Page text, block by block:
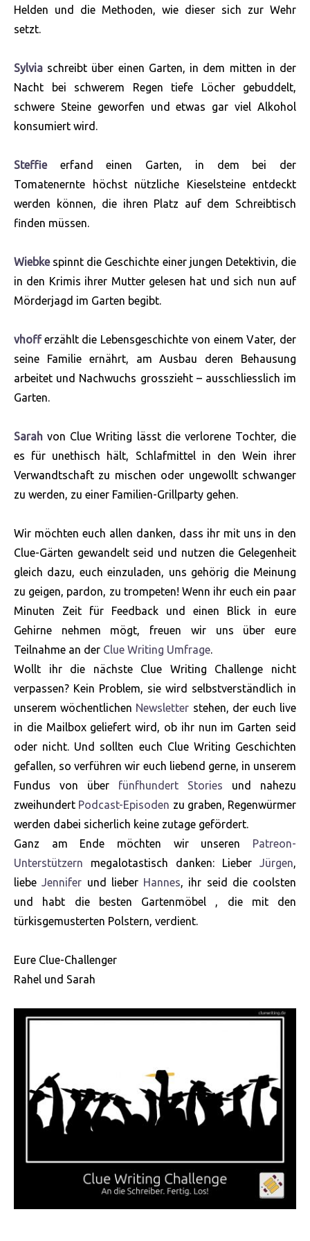
Helden und die Methoden, wie dieser sich zur Wehr
setzt.
Sylvia schreibt über einen Garten, in dem mitten in der
Nacht bei schwerem Regen tiefe Löcher gebuddelt,
schwere Steine geworfen und etwas gar viel Alkohol
konsumiert wird.
Steffieerfand einen Garten, in dem bei der
Tomatenernte höchst nützliche Kieselsteine entdeckt
werden können, die ihren Platz auf dem Schreibtisch
finden müssen.
Wiebkespinnt die Geschichte einer jungen Detektivin, die
in den Krimis ihrer Mutter gelesen hat und sich nun auf
Mörderjagd im Garten begibt.
vhofferzählt die Lebensgeschichte von einem Vater, der
seine Familie ernährt, am Ausbau deren Behausung
arbeitet und Nachwuchs grosszieht – ausschliesslich im
Garten.
Sarah von Clue Writing lässt die verlorene Tochter, die
es für unethisch hält, Schlafmittel in den Wein ihrer
Verwandtschaft zu mischen oder ungewollt schwanger
zu werden, zu einer Familien-Grillparty gehen.
Wir möchten euch allen danken, dass ihr mit uns in den
Clue-Gärten gewandelt seid und nutzen die Gelegenheit
gleich dazu, euch einzuladen, uns gehörig die Meinung
zu geigen, pardon, zu trompeten! Wenn ihr euch ein paar
Minuten Zeit für Feedback und einen Blick in eure
Gehirne nehmen mögt, freuen wir uns über eure
Teilnahme an der Clue Writing Umfrage.
Wollt ihr die nächste Clue Writing Challenge nicht
verpassen? Kein Problem, sie wird selbstverständlich in
unserem wöchentlichen Newsletter stehen, der euch live
in die Mailbox geliefert wird, ob ihr nun im Garten seid
oder nicht. Und sollten euch Clue Writing Geschichten
gefallen, so verführen wir euch liebend gerne, in unserem
Fundus von über fünfhundert Stories und nahezu
zweihundert Podcast-Episoden zu graben, Regenwürmer
werden dabei sicherlich keine zutage gefördert.
Ganz am Ende möchten wir unseren Patreon-
Unterstützern megalotastisch danken: Lieber Jürgen,
liebeJennifer und lieber Hannes, ihr seid die coolsten
und habt die besten Gartenmöbel , die mit den
türkisgemusterten Polstern, verdient.
Eure Clue-Challenger
Rahel und Sarah